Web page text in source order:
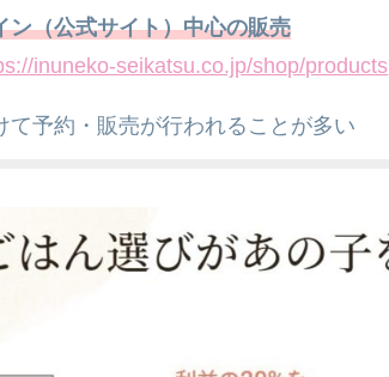
ン（公式サイト）中心の販売
inuneko-seikatsu.co.jp/shop/products
て予約・販売が行われることが多い